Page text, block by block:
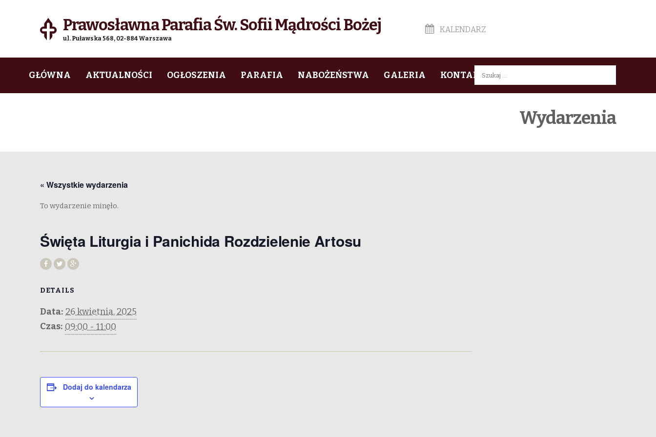
Prawosławna Parafia Św. Sofii Mądrości Bożej
ul. Puławska 568, 02-884 Warszawa
KALENDARZ
to
to
GŁÓWNA AKTUALNOŚCI OGŁOSZENIA PARAFIA NABOŻEŃSTWA GALERIA KONTAKTSzukaj:
Wydarzenia
« Wszystkie wydarzenia
To wydarzenie minęło.
Święta Liturgia i Panichida Rozdzielenie Artosu
DETAILS
Data: 26 kwietnia, 2025
Czas: 09:00 - 11:00
Dodaj do kalendarza